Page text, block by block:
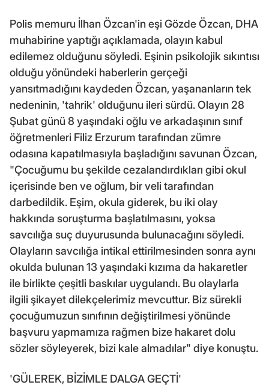
Polis memuru İlhan Özcan'in eşi Gözde Özcan, DHA
muhabirine yaptığı açıklamada, olayın kabul
edilemez olduğunu söyledi. Eşinin psikolojik sıkıntısı
olduğu yönündeki haberlerin gerçeği
yansıtmadığını kaydeden Özcan, yaşananların tek
nedeninin, 'tahrik' olduğunu ileri sürdü. Olayın 28
Şubat günü 8 yaşındaki oğlu ve arkadaşının sınıf
öğretmenleri Filiz Erzurum tarafından zümre
odasına kapatılmasıyla başladığını savunan Özcan,
"Çocuğumu bu şekilde cezalandırdıkları gibi okul
içerisinde ben ve oğlum, bir veli tarafından
darbedildik. Eşim, okula giderek, bu iki olay
hakkında soruşturma başlatılmasını, yoksa
savcılığa suç duyurusunda bulunacağını söyledi.
Olayların savcılığa intikal ettirilmesinden sonra aynı
okulda bulunan 13 yaşındaki kızıma da hakaretler
ile birlikte çeşitli baskılar uygulandı. Bu olaylarla
ilgili şikayet dilekçelerimiz mevcuttur. Biz sürekli
çocuğumuzun sınıfının değiştirilmesi yönünde
başvuru yapmamıza rağmen bize hakaret dolu
sözler söyleyerek, bizi kale almadılar" diye konuştu.
'GÜLEREK, BİZİMLE DALGA GEÇTİ'